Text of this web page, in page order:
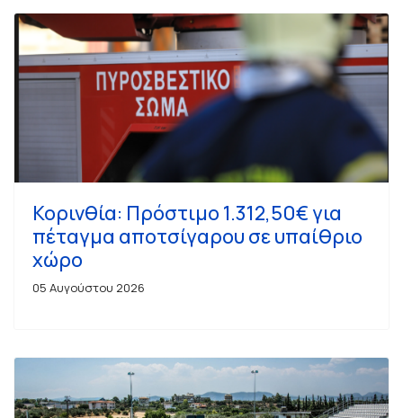
Κορινθία: Πρόστιμο 1.312,50€ για
πέταγμα αποτσίγαρου σε υπαίθριο
χώρο
05 Αυγούστου 2026